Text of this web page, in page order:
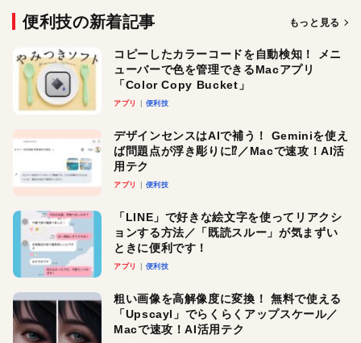
便利技の新着記事 もっと見る
コピーしたカラーコードを自動検知！ メニ
ューバーで色を管理できるMacアプリ
「Color Copy Bucket」
アプリ 便利技
デザインセンスはAIで補う！ Geminiを使え
ば問題点が浮き彫りに⁉︎／Macで速攻！AI活
用テク
アプリ 便利技
「LINE」で好きな絵文字を使ってリアクシ
ョンする方法／「既読スルー」が気まずい
ときに便利です！
アプリ 便利技
粗い画像を高解像度に変換！ 無料で使える
「Upscayl」でらくらくアップスケール／
Macで速攻！AI活用テク